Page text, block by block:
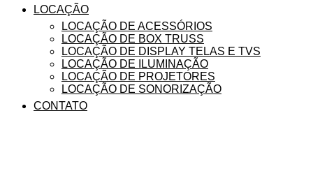
LOCAÇÃO
LOCAÇÃO DE ACESSÓRIOS
LOCAÇÃO DE BOX TRUSS
LOCAÇÃO DE DISPLAY TELAS E TVS
LOCAÇÃO DE ILUMINAÇÃO
LOCAÇÃO DE PROJETORES
LOCAÇÃO DE SONORIZAÇÃO
CONTATO